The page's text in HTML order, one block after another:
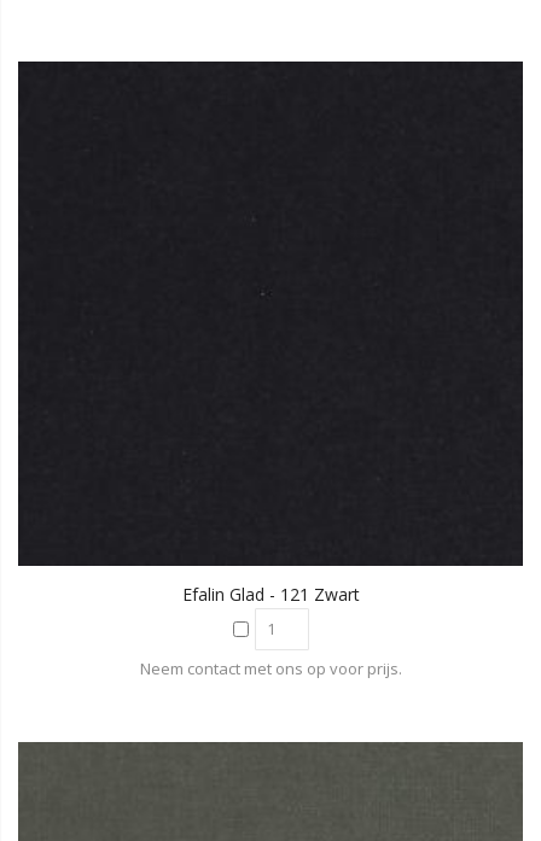
Efalin Glad - 121 Zwart
Neem contact met ons op voor prijs.